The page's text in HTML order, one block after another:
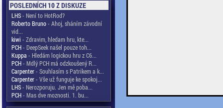
POSLEDNÍCH 10 Z DISKUZE
LHS- Není to HotRod?
Roberto Bruno- Ahoj, sháním závodní
vid...
kiwi - Zdravim, hledam hru, kte...
PCH- DeepSeek našel pouze toh...
Kuppa - Hledám logickou hru z C6...
PCH- Mdlý PCH má odzkoušený R...
Carpenter- Souhlasím s Patrikem a k...
Carpenter- Vše už funguje ke spokoj...
LHS- Nerozporuju. Jen mě poba...
PCH- Mas dve moznosti. 1. bu...